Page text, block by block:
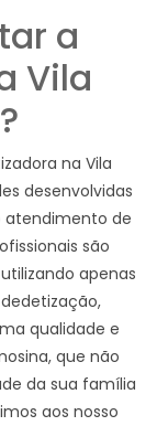
a
Vila
na Vila
desenvolvidas
atendimento de
são
apenas
qualidade e
que não
da sua família
aos nosso